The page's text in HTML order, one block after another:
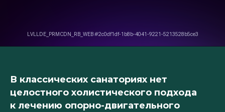
В классических санаториях нет
целостного холистического подхода
к лечению опорно-двигательного